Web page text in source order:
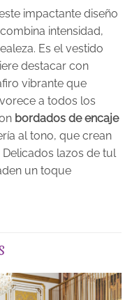
impactante diseño
intensidad,
Es el vestido
destacar con
vibrante que
a todos los
bordados de encaje
al tono, que crean
lazos de tul
un toque